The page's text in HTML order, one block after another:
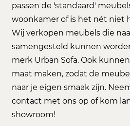
passen de 'standaard'
woonkamer of is het nét niet
Wij verkopen meubels die
samengesteld kunnen
merk Urban Sofa. Ook
maat maken, zodat de
naar je eigen smaak zijn.
contact met ons op of kom
showroom!